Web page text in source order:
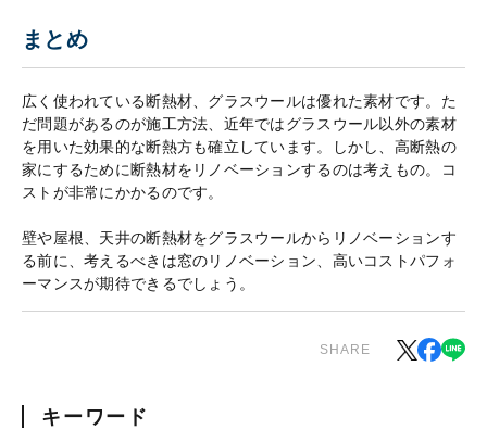
まとめ
広く使われている断熱材、グラスウールは優れた素材です。た
だ問題があるのが施工方法、近年ではグラスウール以外の素材
を用いた効果的な断熱方も確立しています。しかし、高断熱の
家にするために断熱材をリノベーションするのは考えもの。コ
ストが非常にかかるのです。
壁や屋根、天井の断熱材をグラスウールからリノベーションす
る前に、考えるべきは窓のリノベーション、高いコストパフォ
ーマンスが期待できるでしょう。
SHARE
キーワード